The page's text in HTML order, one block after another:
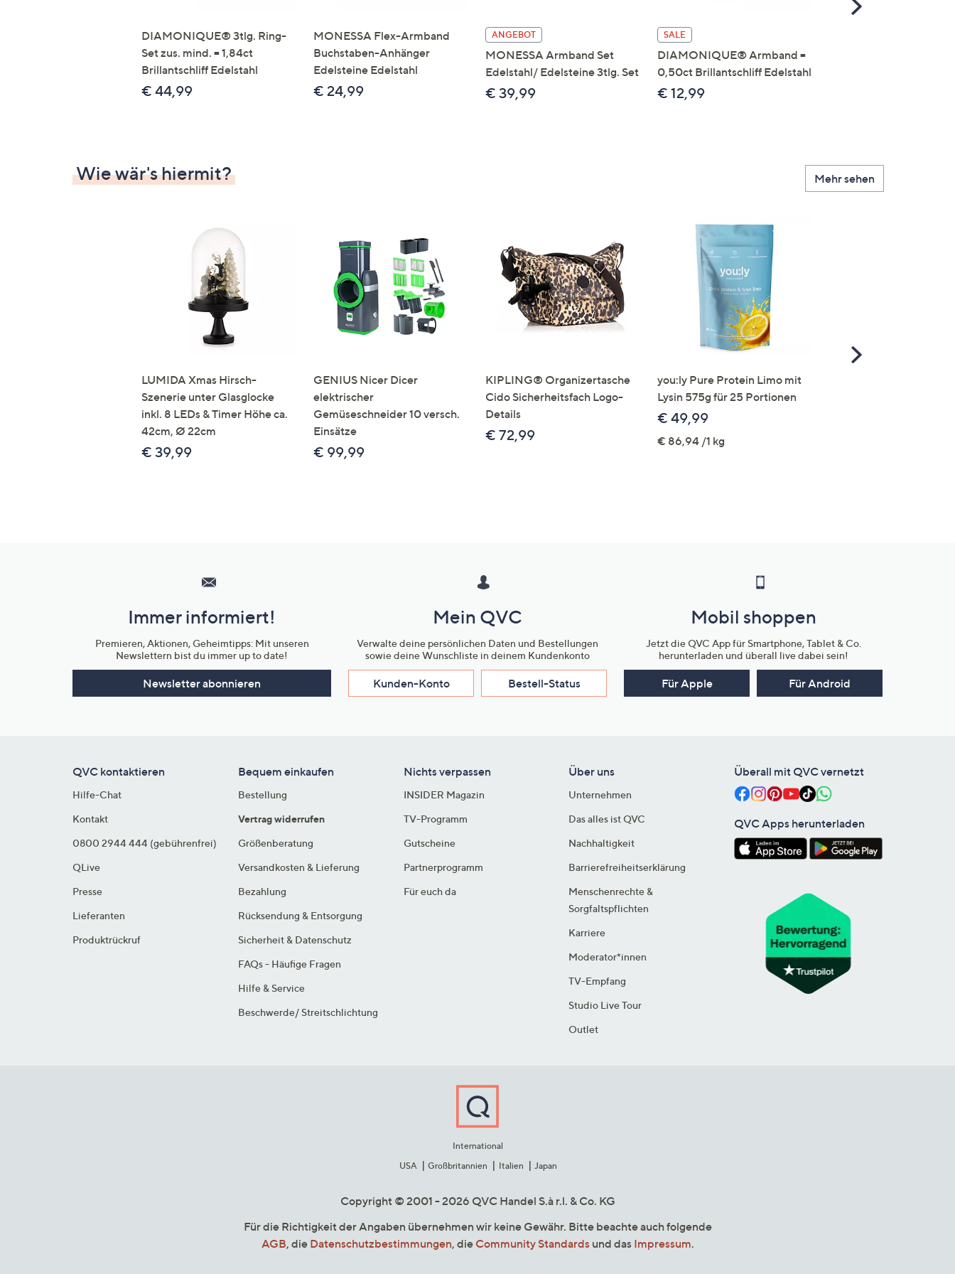
DIAMONIQUE® 3tlg. Ring-
Set zus. mind. = 1,84ct
Brillantschliff Edelstahl
€ 44,99
MONESSA Flex-Armband
Buchstaben-Anhänger
Edelsteine Edelstahl
€ 24,99
ANGEBOT
MONESSA Armband Set
Edelstahl/ Edelsteine 3tlg. Set
€ 39,99
SALE
DIAMONIQUE® Armband =
0,50ct Brillantschliff Edelstahl
€ 12,99
Scroll
Wie wär's hiermit? Mehr sehen
LUMIDA Xmas Hirsch-
Szenerie unter Glasglocke
inkl. 8 LEDs & Timer Höhe ca.
42cm, Ø 22cm
€ 39,99
GENIUS Nicer Dicer
elektrischer
Gemüseschneider 10 versch.
Einsätze
€ 99,99
KIPLING® Organizertasche
Cido Sicherheitsfach Logo-
Details
€ 72,99
you:ly Pure Protein Limo mit
Lysin 575g für 25 Portionen
€ 49,99
€ 86,94 /1 kg
Scroll
Unternehmensinformationen
Immer informiert!
Premieren, Aktionen, Geheimtipps: Mit unseren
Newslettern bist du immer up to date!
Newsletter abonnieren
Mein QVC
Verwalte deine persönlichen Daten und Bestellungen
sowie deine Wunschliste in deinem Kundenkonto
Kunden-Konto Bestell-Status
Mobil shoppen
Jetzt die QVC App für Smartphone, Tablet & Co.
herunterladen und überall live dabei sein!
Für Apple Für Android
QVC kontaktieren
Hilfe-Chat
Kontakt
0800 2944 444 (gebührenfrei)
QLive
Presse
Lieferanten
Produktrückruf
Bequem einkaufen
Bestellung
Vertrag widerrufen
Größenberatung
Versandkosten & Lieferung
Bezahlung
Rücksendung & Entsorgung
Sicherheit & Datenschutz
FAQs - Häufige Fragen
Hilfe & Service
Beschwerde/ Streitschlichtung
Nichts verpassen
INSIDER Magazin
TV-Programm
Gutscheine
Partnerprogramm
Für euch da
Über uns
Unternehmen
Das alles ist QVC
Nachhaltigkeit
Barrierefreiheitserklärung
Menschenrechte &
Sorgfaltspflichten
Karriere
Moderator*innen
TV-Empfang
Studio Live Tour
Outlet
Überall mit QVC vernetzt
QVC Apps herunterladen
International
USA
Großbritannien Italien Japan
Copyright © 2001 - 2026 QVC Handel S.à r.l. & Co. KG
Für die Richtigkeit der Angaben übernehmen wir keine Gewähr. Bitte beachte auch folgende
AGB, die Datenschutzbestimmungen, die Community Standardsund das Impressum.